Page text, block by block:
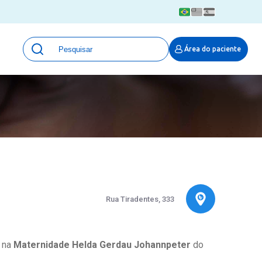
Área do paciente
Unidades
Qualidade e Segurança em saúde
Pesquisa Hospital Moinhos de Vento
Pronto Atendimento Digital
Rua Tiradentes, 333
Maternidade Helda Gerdau Johannpeter do